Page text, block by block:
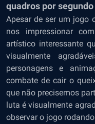
quadros por segundo
Apesar de ser um jogo
nos impressionar
artístico interessante
visualmente
personagens e
combate de cair o
que não precisemos
luta é visualmente
observar o jogo